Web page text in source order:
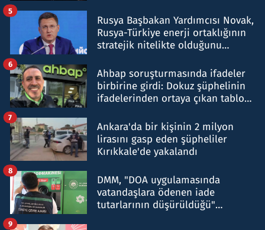
Rusya Başbakan Yardımcısı Novak,
Rusya-Türkiye enerji ortaklığının
stratejik nitelikte olduğunu
5
Ahbap soruşturmasında ifadeler
birbirine girdi: Dokuz şüphelinin
ifadelerinden ortaya çıkan tablo
6
Ankara'da bir kişinin 2 milyon
lirasını gasp eden şüpheliler
Kırıkkale'de yakalandı
7
DMM, "DOA uygulamasında
vatandaşlara ödenen iade
tutarlarının düşürüldüğü"
8
9